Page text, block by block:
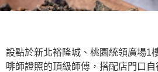
設點於新北裕隆城、桃園統領廣場1
啡師證照的頂級師傅，搭配店門口